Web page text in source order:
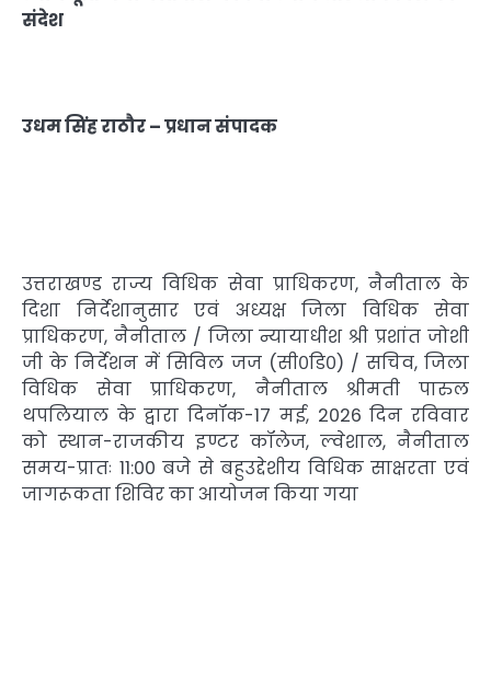
संदेश
उधम सिंह राठौर – प्रधान संपादक
उत्तराखण्ड राज्य विधिक सेवा प्राधिकरण, नैनीताल के
दिशा निर्देशानुसार एवं अध्यक्ष जिला विधिक सेवा
प्राधिकरण, नैनीताल / जिला न्यायाधीश श्री प्रशांत जोशी
जी के निर्देशन में सिविल जज (सी०डि०) / सचिव, जिला
विधिक सेवा प्राधिकरण, नैनीताल श्रीमती पारुल
थपलियाल के द्वारा दिनॉक-17 मई, 2026 दिन रविवार
को स्थान-राजकीय इण्टर कॉलेज, ल्वेशाल, नैनीताल
समय-प्रातः 11:00 बजे से बहुउद्देशीय विधिक साक्षरता एवं
जागरूकता शिविर का आयोजन किया गया